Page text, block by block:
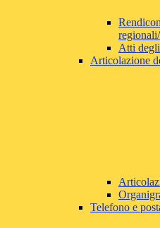
Atti
Articolazione
Telefono e